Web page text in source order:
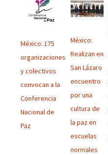
México: 175
organizaciones
y colectivos
convocan a la
Conferencia
Nacional de
Paz
México:
Realizan en
San Lázaro
encuentro
por una
cultura de
la paz en
escuelas
normales